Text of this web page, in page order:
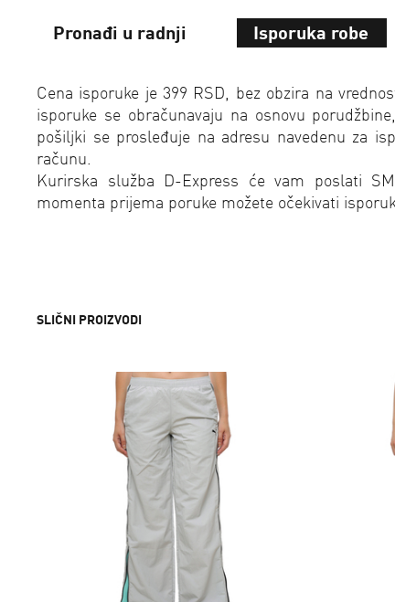
Pronađi u radnji Isporuka robe
Cena isporuke je 399 RSD, bez obzira na
isporuke se obračunavaju na osnovu
pošiljki se prosleđuje na adresu navedenu za
računu.
Kurirska služba D-Express će vam poslati
momenta prijema poruke možete očekivati
SLIČNI PROIZVODI